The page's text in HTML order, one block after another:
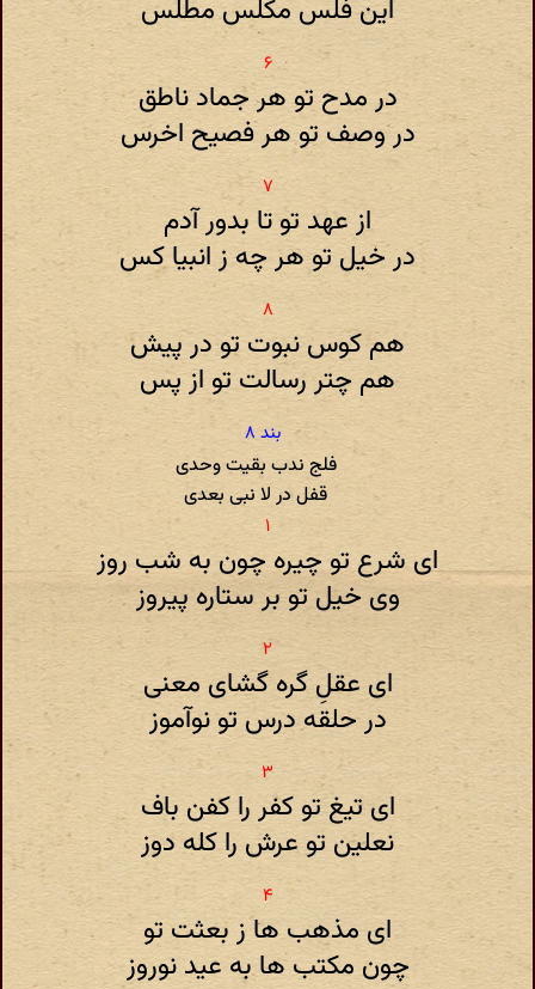
این فلس مکلس مطلس
در مدح تو هر جماد ناطق
در وصف تو هر فصیح اخرس
از عهد تو تا بدور آدم
در خیل تو هر چه ز انبیا کس
هم کوس نبوت تو در پیش
هم چتر رسالت تو از پس
فلج ندب بقیت وحدی
قفل در لا نبی بعدی
ای شرع تو چیره چون به شب روز
وی خیل تو بر ستاره پیروز
ای عقلِ گره گشای معنی
در حلقه درس تو نوآموز
ای تیغ تو کفر را کفن باف
نعلین تو عرش را کله دوز
ای مذهب ها ز بعثت تو
چون مکتب ها به عید نوروز